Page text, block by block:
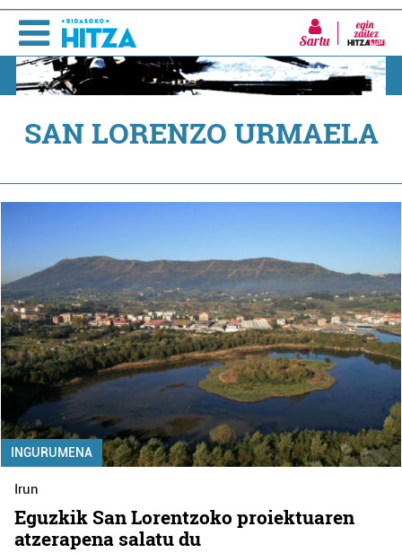
Sartu
SAN LORENZO URMAELA
INGURUMENA
Irun
Eguzkik San Lorentzoko proiektuaren
atzerapena salatu du